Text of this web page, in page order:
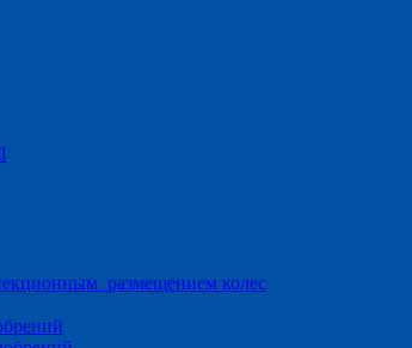
размещением колес